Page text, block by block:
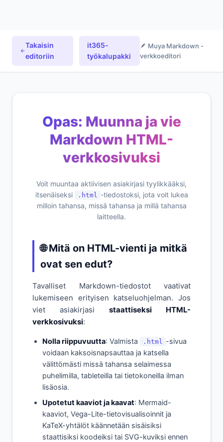
Takaisin
editoriin
it365-
työkalupakki
🪶 Muya Markdown -
verkkoeditori
Opas: Muunna ja vie
Markdown HTML-
verkkosivuksi
Voit muuntaa aktiivisen asiakirjasi tyylikkääksi,
itsenäiseksi
.html -tiedostoksi, jota voit lukea
milloin tahansa, missä tahansa ja millä tahansa
laitteella.
🌐 Mitä on HTML-vienti ja mitkä
ovat sen edut?
Tavalliset Markdown-tiedostot vaativat
lukemiseen erityisen katseluohjelman. Jos
viet asiakirjasi staattiseksi HTML-
verkkosivuksi:
Nolla riippuvuutta: Valmista .html -sivua
voidaan kaksoisnapsauttaa ja katsella
välittömästi missä tahansa selaimessa
puhelimilla, tableteilla tai tietokoneilla ilman
lisäosia.
Upotetut kaaviot ja kaavat: Mermaid-
kaaviot, Vega-Lite-tietovisualisoinnit ja
KaTeX-yhtälöt käännetään sisäisiksi
staattisiksi koodeiksi tai SVG-kuviksi ennen